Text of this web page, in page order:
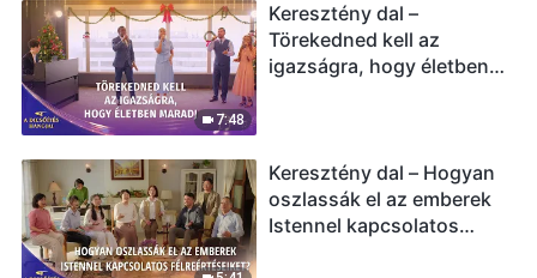
7:48
Keresztény dal –
Törekedned kell az
igazságra, hogy életben
Keresztény dal – Hogyan
oszlassák el az emberek
Istennel kapcsolatos